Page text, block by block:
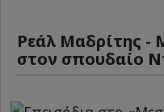
Ρεάλ Μαδρίτης -
στον σπουδαίο